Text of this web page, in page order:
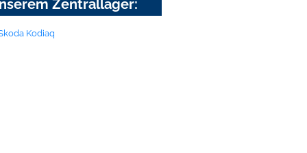
Zentrallager: